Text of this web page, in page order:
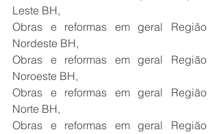
Leste BH,
Obras e reformas em geral Região
Nordeste BH,
Obras e reformas em geral Região
Noroeste BH,
Obras e reformas em geral Região
Norte BH,
Obras e reformas em geral Região